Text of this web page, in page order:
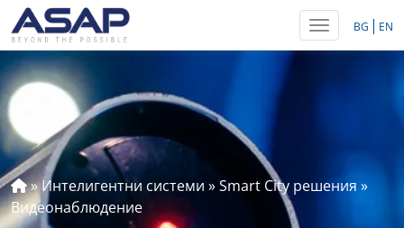
Toggle
BG EN
»Интелигентни системи »Smart City решения »
Видеонаблюдение